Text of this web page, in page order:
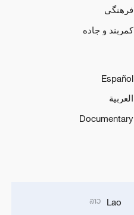
فرهنگی
کمربند و جاده
Español
العربية
Documentary
Lao
ລາວ